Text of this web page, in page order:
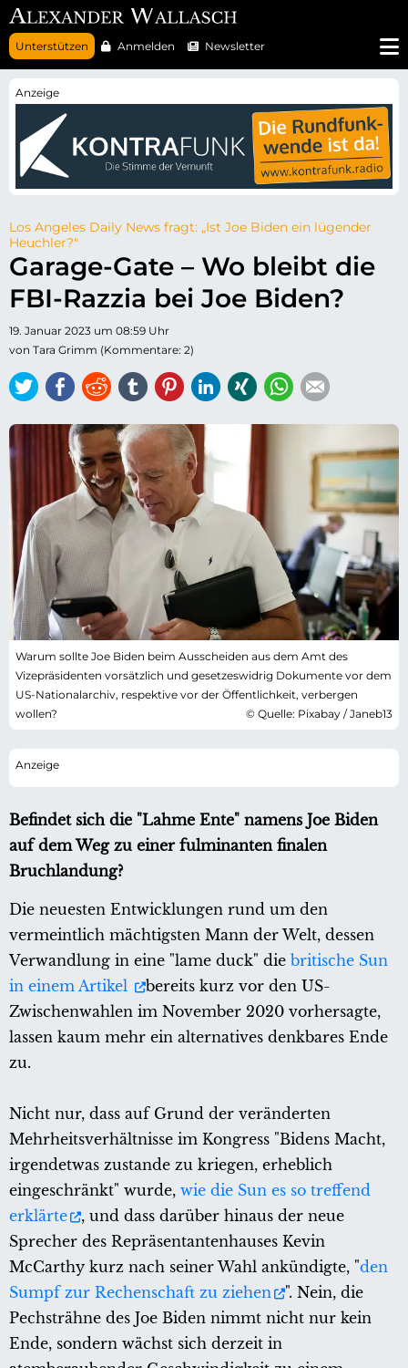
N
a
v
r
s
p
r
n
g
n
Unterstützen Anmelden Newsletter
Los Angeles Daily News fragt: „Ist Joe Biden ein lügender
Heuchler?"
Garage-Gate – Wo bleibt die
FBI-Razzia bei Joe Biden?
19. Januar 2023 um 08:59 Uhr
von Tara Grimm (Kommentare: 2)
TwitterFacebook
ReddittumblrPinterestLinkedIn
Xing WhatsApp
Warum sollte Joe Biden beim Ausscheiden aus dem Amt des
Vizepräsidenten vorsätzlich und gesetzeswidrig Dokumente vor dem
US-Nationalarchiv, respektive vor der Öffentlichkeit, verbergen
wollen?
© Quelle: Pixabay / Janeb13
Befindet sich die "Lahme Ente" namens Joe Biden
auf dem Weg zu einer fulminanten finalen
Bruchlandung?
Die neuesten Entwicklungen rund um den
vermeintlich mächtigsten Mann der Welt, dessen
Verwandlung in eine "lame duck" die britische Sun
in einem Artikel
bereits kurz vor den US-
Zwischenwahlen im November 2020 vorhersagte,
lassen kaum mehr ein alternatives denkbares Ende
zu.
Nicht nur, dass auf Grund der veränderten
Mehrheitsverhältnisse im Kongress "Bidens Macht,
irgendetwas zustande zu kriegen, erheblich
eingeschränkt" wurde, wie die Sun es so treffend
erklärte
, und dass darüber hinaus der neue
Sprecher des Repräsentantenhauses Kevin
McCarthy kurz nach seiner Wahl ankündigte, "den
Sumpf zur Rechenschaft zu ziehen
". Nein, die
Pechsträhne des Joe Biden nimmt nicht nur kein
Ende, sondern wächst sich derzeit in